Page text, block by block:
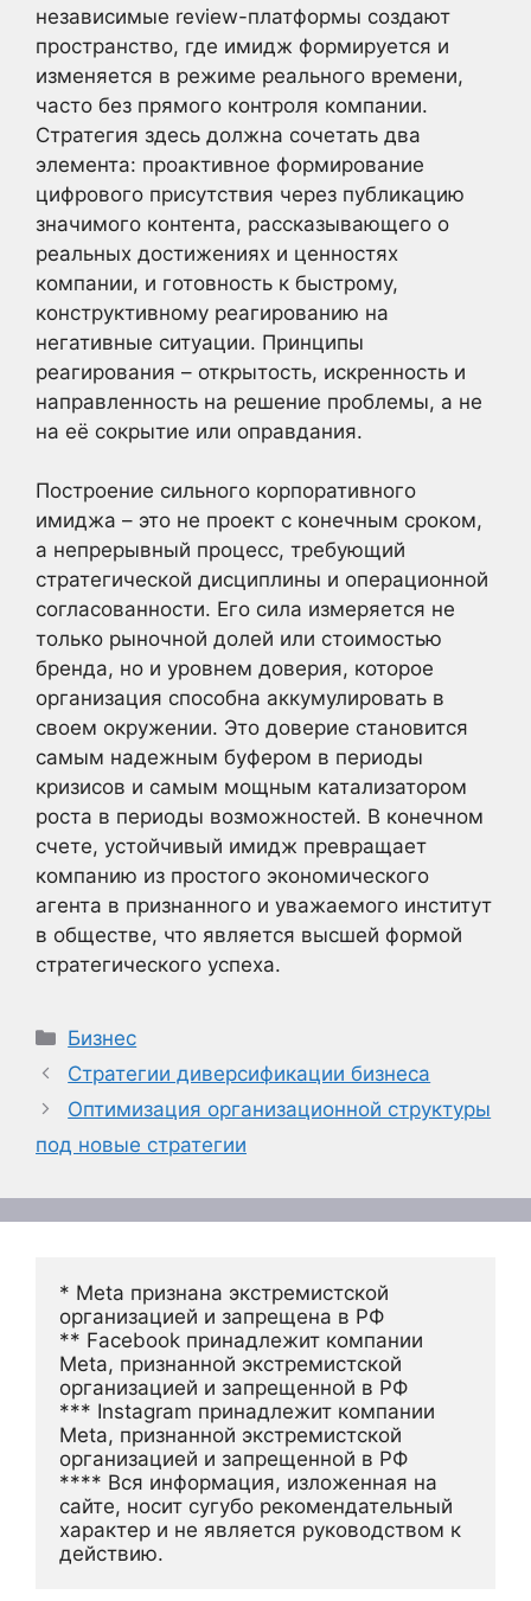
независимые review-платформы создают
пространство, где имидж формируется и
изменяется в режиме реального времени,
часто без прямого контроля компании.
Стратегия здесь должна сочетать два
элемента: проактивное формирование
цифрового присутствия через публикацию
значимого контента, рассказывающего о
реальных достижениях и ценностях
компании, и готовность к быстрому,
конструктивному реагированию на
негативные ситуации. Принципы
реагирования – открытость, искренность и
направленность на решение проблемы, а не
на её сокрытие или оправдания.
Построение сильного корпоративного
имиджа – это не проект с конечным сроком,
а непрерывный процесс, требующий
стратегической дисциплины и операционной
согласованности. Его сила измеряется не
только рыночной долей или стоимостью
бренда, но и уровнем доверия, которое
организация способна аккумулировать в
своем окружении. Это доверие становится
самым надежным буфером в периоды
кризисов и самым мощным катализатором
роста в периоды возможностей. В конечном
счете, устойчивый имидж превращает
компанию из простого экономического
агента в признанного и уважаемого институт
в обществе, что является высшей формой
стратегического успеха.
Рубрики
Бизнес
Стратегии диверсификации бизнеса
Оптимизация организационной структуры
под новые стратегии
* Meta признана экстремистской
организацией и запрещена в РФ
** Facebook принадлежит компании
Meta, признанной экстремистской
организацией и запрещенной в РФ
*** Instagram принадлежит компании
Meta, признанной экстремистской
организацией и запрещенной в РФ
**** Вся информация, изложенная на
сайте, носит сугубо рекомендательный
характер и не является руководством к
действию.